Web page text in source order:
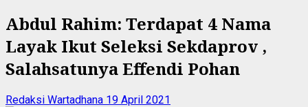
Abdul Rahim: Terdapat 4 Nama
Layak Ikut Seleksi Sekdaprov ,
Salahsatunya Effendi Pohan
Redaksi Wartadhana 19 April 2021